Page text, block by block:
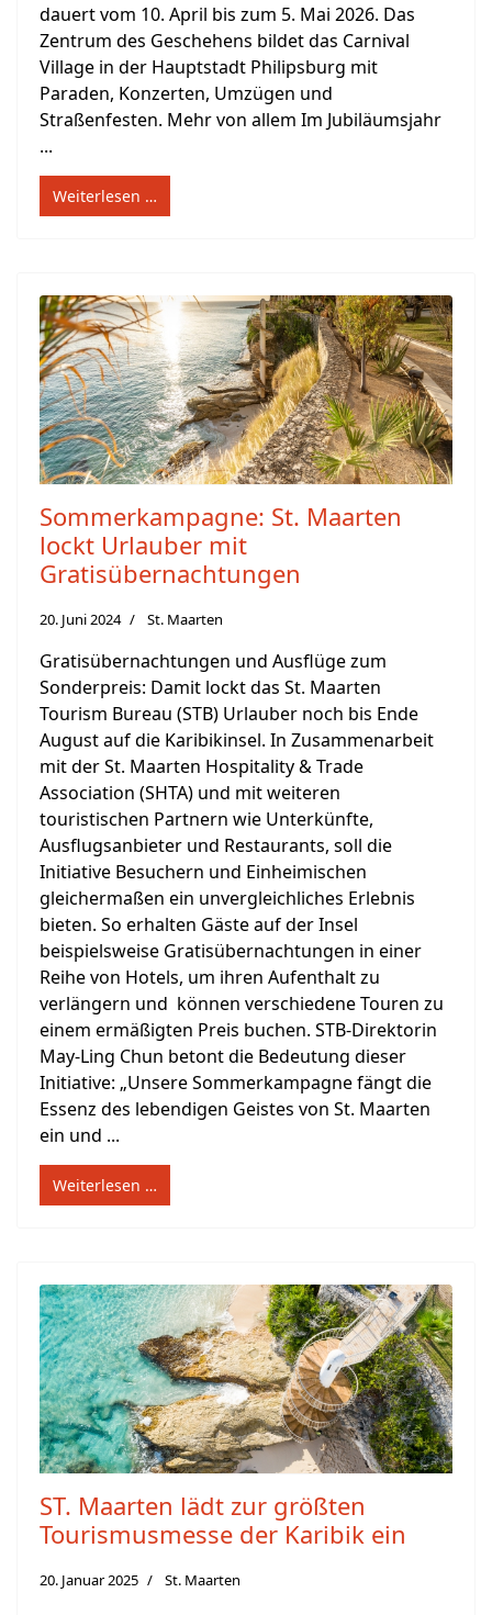
dauert vom 10. April bis zum 5. Mai 2026. Das
Zentrum des Geschehens bildet das Carnival
Village in der Hauptstadt Philipsburg mit
Paraden, Konzerten, Umzügen und
Straßenfesten. Mehr von allem Im Jubiläumsjahr
...
Weiterlesen …
Sommerkampagne: St. Maarten
lockt Urlauber mit
Gratisübernachtungen
20. Juni 2024 St. Maarten
Gratisübernachtungen und Ausflüge zum
Sonderpreis: Damit lockt das St. Maarten
Tourism Bureau (STB) Urlauber noch bis Ende
August auf die Karibikinsel. In Zusammenarbeit
mit der St. Maarten Hospitality & Trade
Association (SHTA) und mit weiteren
touristischen Partnern wie Unterkünfte,
Ausflugsanbieter und Restaurants, soll die
Initiative Besuchern und Einheimischen
gleichermaßen ein unvergleichliches Erlebnis
bieten. So erhalten Gäste auf der Insel
beispielsweise Gratisübernachtungen in einer
Reihe von Hotels, um ihren Aufenthalt zu
verlängern und können verschiedene Touren zu
einem ermäßigten Preis buchen. STB-Direktorin
May-Ling Chun betont die Bedeutung dieser
Initiative: „Unsere Sommerkampagne fängt die
Essenz des lebendigen Geistes von St. Maarten
ein und ...
Weiterlesen …
ST. Maarten lädt zur größten
Tourismusmesse der Karibik ein
20. Januar 2025 St. Maarten